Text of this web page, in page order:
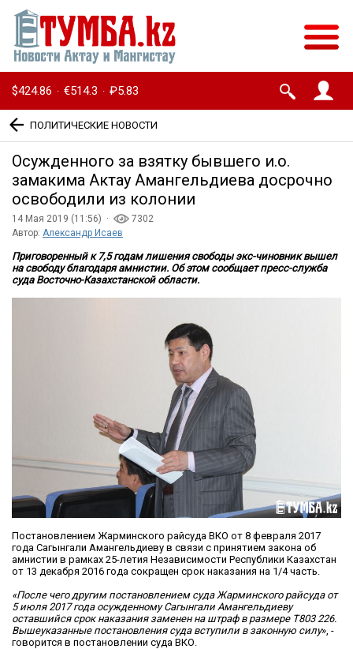
$424.86 · €514.3 · ₽5.83
ПОЛИТИЧЕСКИЕ НОВОСТИ
Осужденного за взятку бывшего и.о.
замакима Актау Амангельдиева досрочно
освободили из колонии
14 Мая 2019 (11:56) ·
7302
Автор: Александр Исаев
Приговоренный к 7,5 годам лишения свободы экс-чиновник вышел
на свободу благодаря амнистии. Об этом сообщает пресс-служба
суда Восточно-Казахстанской области.
Постановлением Жарминского райсуда ВКО от 8 февраля 2017
года Сагынгали Амангельдиеву в связи с принятием закона об
амнистии в рамках 25-летия Независимости Республики Казахстан
от 13 декабря 2016 года сокращен срок наказания на 1/4 часть.
«После чего другим постановлением суда Жарминского райсуда от
5 июля 2017 года осужденному Сагынгали Амангельдиеву
оставшийся срок наказания заменен на штраф в размере Т803 226.
Вышеуказанные постановления суда вступили в законную силу», -
говорится в постановлении суда ВКО.